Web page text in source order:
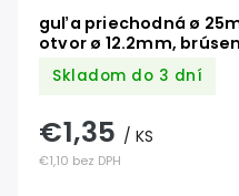
guľa priechodná ø
otvor ø 12.2mm,
Skladom do 3 dní
€1,10 bez DPH
€1,35 / KS